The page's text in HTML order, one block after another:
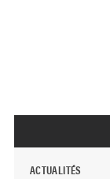
ACTUALITÉS